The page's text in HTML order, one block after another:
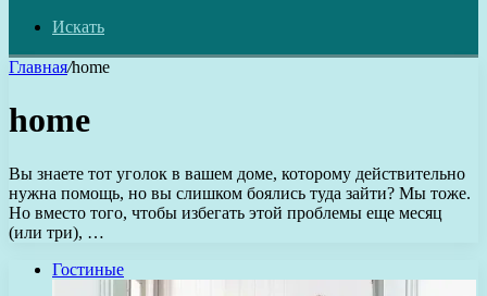
Искать
Главная/home
home
Вы знаете тот уголок в вашем доме, которому действительно
нужна помощь, но вы слишком боялись туда зайти? Мы тоже.
Но вместо того, чтобы избегать этой проблемы еще месяц
(или три), …
Гостиные